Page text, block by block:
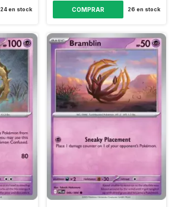
24en stock COMPRAR 26 en stock